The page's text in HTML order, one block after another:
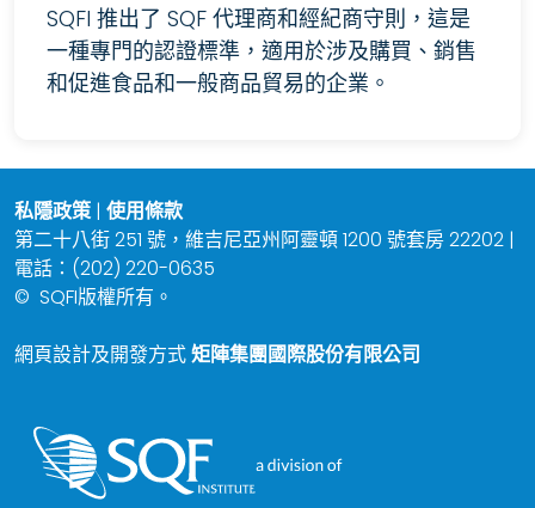
SQFI 推出了 SQF 代理商和經紀商守則，這是
一種專門的認證標準，適用於涉及購買、銷售
和促進食品和一般商品貿易的企業。
私隱政策| 使用條款
第二十八街 251 號，維吉尼亞州阿靈頓 1200 號套房 22202 |
電話：(202) 220-0635
© SQFI版權所有。
網頁設計及開發方式矩陣集團國際股份有限公司